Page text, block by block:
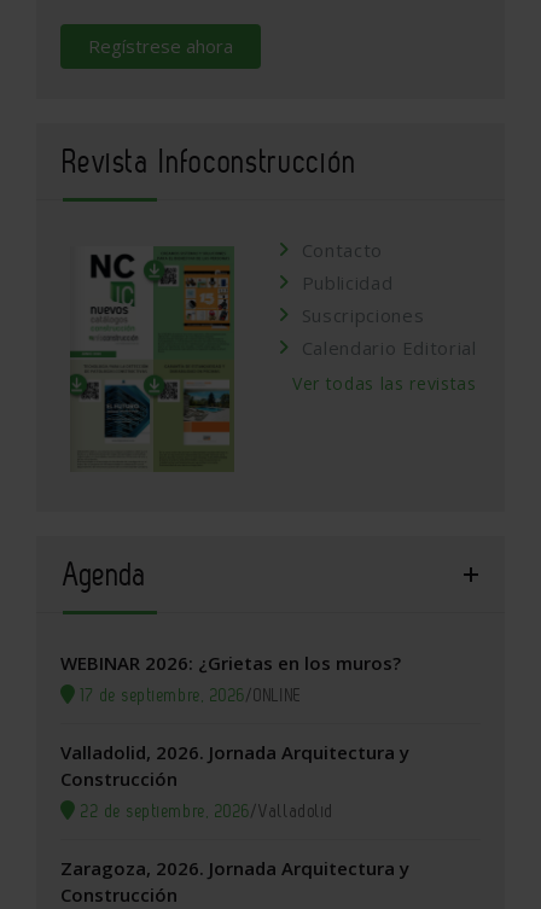
Regístrese ahora
Revista Infoconstrucción
Contacto
Publicidad
Suscripciones
Calendario Editorial
Ver todas las revistas
Agenda
WEBINAR 2026: ¿Grietas en los muros?
17 de septiembre, 2026/ONLINE
Valladolid, 2026. Jornada Arquitectura y
Construcción
22 de septiembre, 2026/Valladolid
Zaragoza, 2026. Jornada Arquitectura y
Construcción